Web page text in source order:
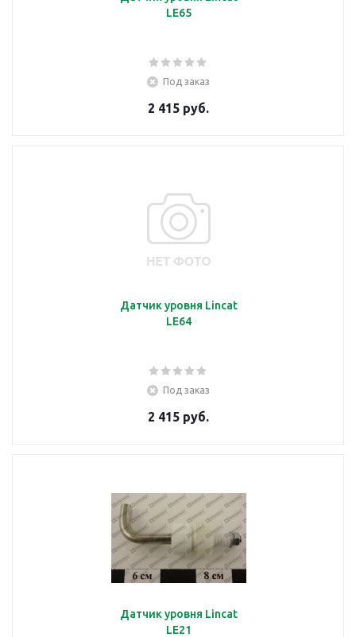
LE65
Под заказ
2 415 руб.
Датчик уровня Lincat
LE64
Под заказ
2 415 руб.
Датчик уровня Lincat
LE21